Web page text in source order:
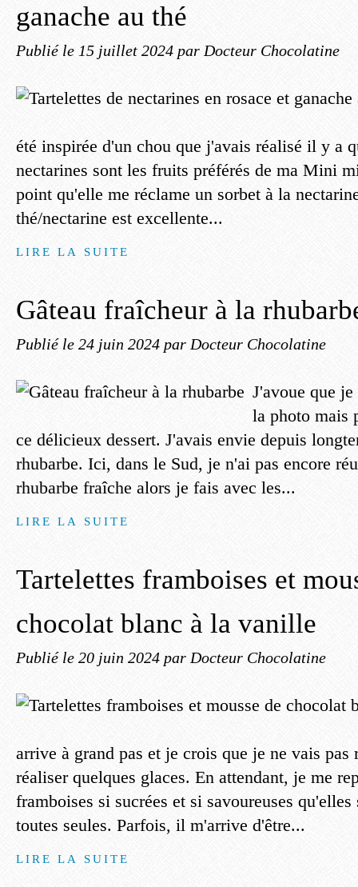
ganache au thé
Publié le 15 juillet 2024 par Docteur Chocolatine
été inspirée d'un chou que j'avais réalisé il y a
nectarines sont les fruits préférés de ma Mini
point qu'elle me réclame un sorbet à la
thé/nectarine est excellente...
LIRE LA SUITE
Gâteau fraîcheur à la
Publié le 24 juin 2024 par Docteur Chocolatine
J'avoue que
la photo mais
ce délicieux dessert. J'avais envie depuis
rhubarbe. Ici, dans le Sud, je n'ai pas encore
rhubarbe fraîche alors je fais avec les...
LIRE LA SUITE
Tartelettes framboises et
chocolat blanc à la vanille
Publié le 20 juin 2024 par Docteur Chocolatine
arrive à grand pas et je crois que je ne vais pas
réaliser quelques glaces. En attendant, je me
framboises si sucrées et si savoureuses
toutes seules. Parfois, il m'arrive d'être...
LIRE LA SUITE